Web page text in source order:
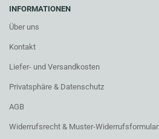
INFORMATIONEN
Über uns
Kontakt
Liefer- und Versandkosten
Privatsphäre & Datenschutz
AGB
Widerrufsrecht & Muster-Widerrufsformular